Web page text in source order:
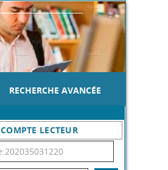
RECHERCHE AVANCÉE
COMPTE LECTEUR